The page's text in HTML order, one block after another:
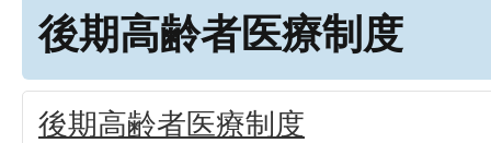
後期高齢者医療制度
後期高齢者医療制度